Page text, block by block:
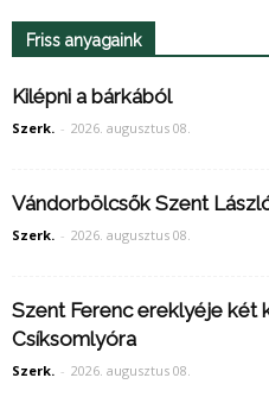
Friss anyagaink
Kilépni a bárkából
Szerk. - 2026. augusztus 08.
Vándorbölcsők Szent
Szerk. - 2026. augusztus 08.
Szent Ferenc ereklyéje két
Csíksomlyóra
Szerk. - 2026. augusztus 08.